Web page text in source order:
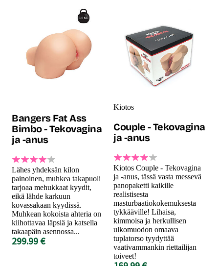
Bangers Fat Ass
Bimbo - Tekovagina
ja -anus
Lähes yhdeksän kilon
painoinen, muhkea takapuoli
tarjoaa mehukkaat kyydit,
eikä lähde karkuun
kovassakaan kyydissä.
Muhkean kokoista ahteria on
kiihottavaa läpsiä ja katsella
takaapäin asennossa...
299.99 €
Kiotos
Couple - Tekovagina
ja -anus
Kiotos Couple - Tekovagina
ja -anus, tässä vasta messevä
panopaketti kaikille
realistisesta
masturbaatiokokemuksesta
tykkääville! Lihaisa,
kimmoisa ja herkullisen
ulkomuodon omaava
tuplatorso tyydyttää
vaativammankin riettailijan
toiveet!